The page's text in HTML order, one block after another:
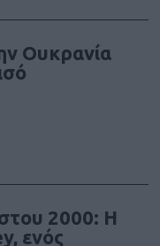
Ουκρανία
2000: Η
ενός